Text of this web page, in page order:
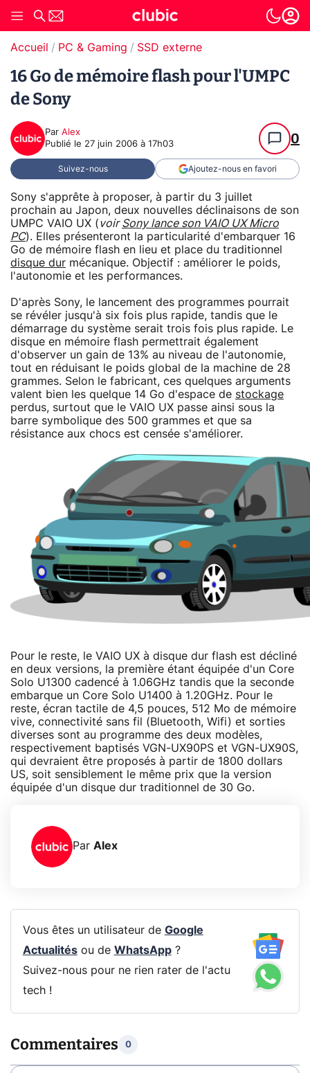
Accueil PC & Gaming SSD externe
16 Go de mémoire flash pour l'UMPC
de Sony
Par Alex
Publié le 27 juin 2006 à 17h03 0
Suivez-nous Ajoutez-nous en favori
Sony s'apprête à proposer, à partir du 3 juillet
prochain au Japon, deux nouvelles déclinaisons de son
UMPC VAIO UX (voirSony lance son VAIO UX Micro
PC). Elles présenteront la particularité d'embarquer 16
Go de mémoire flash en lieu et place du traditionnel
disque dur mécanique. Objectif : améliorer le poids,
l'autonomie et les performances.
D'après Sony, le lancement des programmes pourrait
se révéler jusqu'à six fois plus rapide, tandis que le
démarrage du système serait trois fois plus rapide. Le
disque en mémoire flash permettrait également
d'observer un gain de 13% au niveau de l'autonomie,
tout en réduisant le poids global de la machine de 28
grammes. Selon le fabricant, ces quelques arguments
valent bien les quelque 14 Go d'espace de stockage
perdus, surtout que le VAIO UX passe ainsi sous la
barre symbolique des 500 grammes et que sa
résistance aux chocs est censée s'améliorer.
Pour le reste, le VAIO UX à disque dur flash est décliné
en deux versions, la première étant équipée d'un Core
Solo U1300 cadencé à 1.06GHz tandis que la seconde
embarque un Core Solo U1400 à 1.20GHz. Pour le
reste, écran tactile de 4,5 pouces, 512 Mo de mémoire
vive, connectivité sans fil (Bluetooth, Wifi) et sorties
diverses sont au programme des deux modèles,
respectivement baptisés VGN-UX90PS et VGN-UX90S,
qui devraient être proposés à partir de 1800 dollars
US, soit sensiblement le même prix que la version
équipée d'un disque dur traditionnel de 30 Go.
Par Alex
Vous êtes un utilisateur de Google
Actualitésou de WhatsApp?
Suivez-nous pour ne rien rater de l'actu
tech !
Commentaires 0